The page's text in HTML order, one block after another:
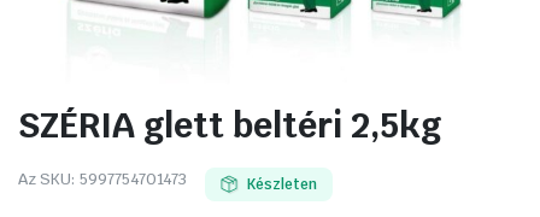
SZÉRIA glett beltéri 2,5kg
Az SKU: 5997754701473 Készleten